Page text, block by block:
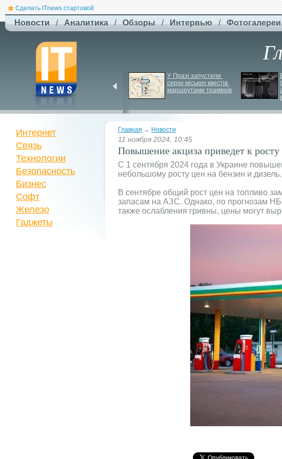
Сделать ITnews стартовой
Новости / Аналитика / Обзоры / Интервью / Фотогалереи
нової серії станцій -
STREAM 5000
У Празі запустили
серію міських квестів
маршрутами трамваїв
Главная → Новости
11 ноября 2024, 10:45
Повышение акциза приведет к
С 1 сентября 2024 года в Украине
небольшому росту цен на бензин и дизель.
В сентябре общий рост цен на топливо
запасам на АЗС. Однако, по прогнозам
также ослабления гривны, цены могут
Интернет
Связь
Технологии
Безопасность
Бизнес
Софт
Железо
Гаджеты